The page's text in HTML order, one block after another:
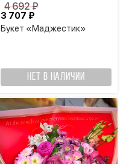
Букет «Маджестик»
3 707 ₽
4 692 ₽
НЕТ В НАЛИЧИИ